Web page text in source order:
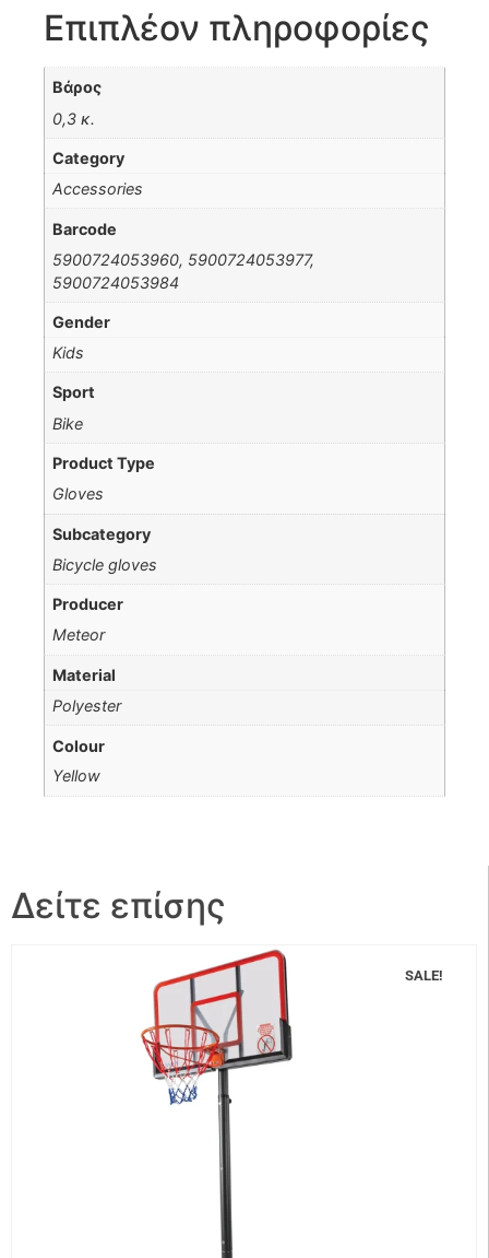
Δείτε επίσης
SALE!
Επιπλέον πληροφορίες
Βάρος
0,3 κ.
Category
Accessories
Barcode
5900724053960, 5900724053977,
5900724053984
Gender
Kids
Sport
Bike
Product Type
Gloves
Subcategory
Bicycle gloves
Producer
Meteor
Material
Polyester
Colour
Yellow